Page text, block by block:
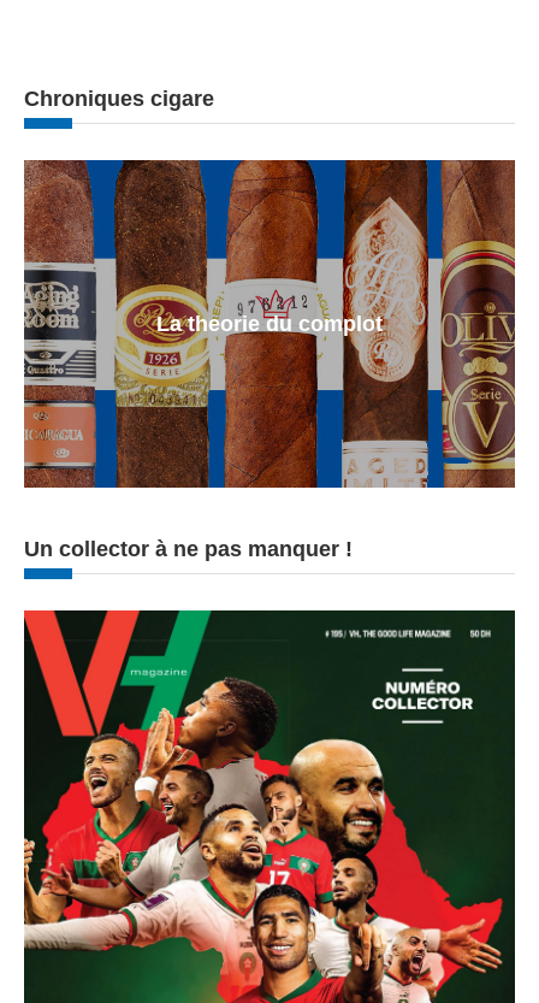
Chroniques cigare
La theorie du complot
Un collector à ne pas manquer !